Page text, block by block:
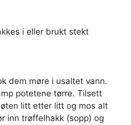
i eller brukt stekt
dem møre i usaltet vann.
potetene tørre. Tilsett
litt etter litt og mos alt
inn trøffelhakk (sopp) og